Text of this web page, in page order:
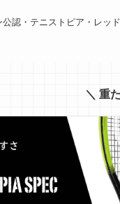
認・テニストピア・レッ
＼ 重